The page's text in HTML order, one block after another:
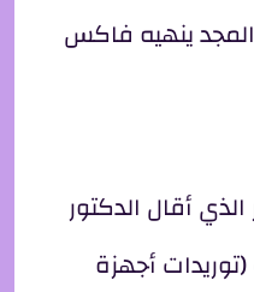
ينهيه فاكس
أقال الدكتور
أجهزة